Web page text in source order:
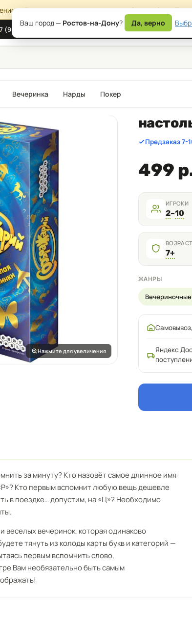
сайта — возможны временные ошибки в работе.
(908) 177-87-17
Вечеринка Нарды Покер
Нажмите для увеличения
Предзаказ 7-
499
ИГРОКИ
2–10
ВОЗРАСТ
7+
ЖАНРЫ
Яндекс
за минуту? Кто назовёт самое длинное имя
Кто первым вспомнит любую вещь дешевле
в поездке… допустим, на «Ц»? Необходимо
вечеринок, которая одинаково
тянуть из колоды карты букв и категорий —
первым вспомнить слово,
Вам необязательно быть самым
Ваш город — Ростов-на-Дону? Да, верно